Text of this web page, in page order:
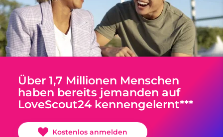
Über 1,7 Millionen Menschen
haben bereits jemanden auf
LoveScout24 kennengelernt***
Kostenlos anmelden